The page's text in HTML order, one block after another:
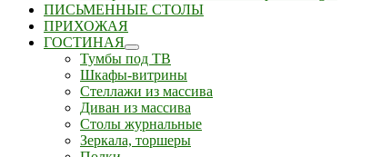
ПИСЬМЕННЫЕ СТОЛЫ
ПРИХОЖАЯ
ГОСТИНАЯ
Тумбы под ТВ
Шкафы-витрины
Стеллажи из массива
Диван из массива
Столы журнальные
Зеркала, торшеры